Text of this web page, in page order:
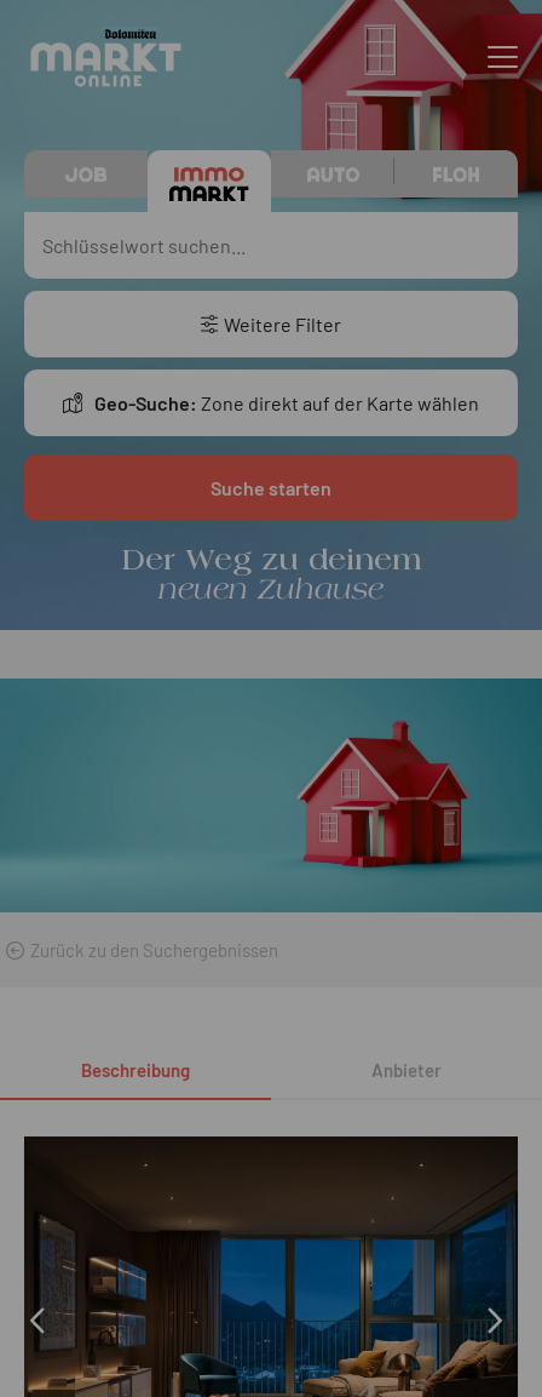
Der Weg zu deinem
neuen Zuhause
Weitere Filter
Geo-Suche: Zone direkt auf der Karte wählen
Suche starten
Zurück zu den Suchergebnissen
Beschreibung Anbieter